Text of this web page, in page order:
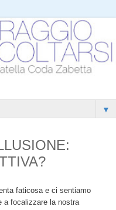
▼
faticosa e ci sentiamo
a focalizzare la nostra